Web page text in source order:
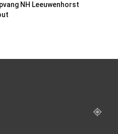
NH Leeuwenhorst